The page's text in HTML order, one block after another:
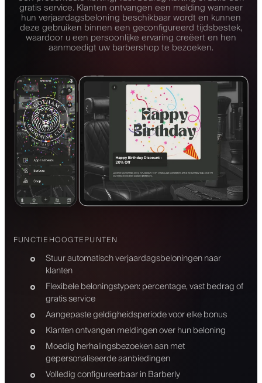
gratis service. Klanten ontvangen een melding wanneer
hun verjaardagsbeloning beschikbaar wordt en kunnen
deze gebruiken binnen een geconfigureerd tijdsbestek,
waardoor u een persoonlijke ervaring creëert en hen
aanmoedigt uw barbershop te bezoeken.
FUNCTIEHOOGTEPUNTEN
Stuur automatisch verjaardagsbeloningen naar
klanten
Flexibele beloningstypen: percentage, vast bedrag of
gratis service
Aangepaste geldigheidsperiode voor elke bonus
Klanten ontvangen meldingen over hun beloning
Moedig herhalingsbezoeken aan met
gepersonaliseerde aanbiedingen
Volledig configureerbaar in Barberly